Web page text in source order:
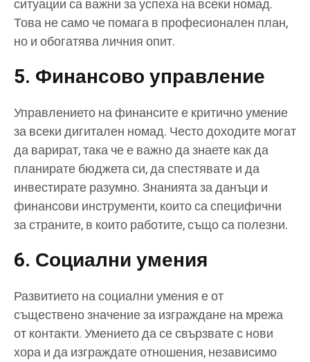
ситуации са важни за успеха на всеки номад.
Това не само че помага в професионален план,
но и обогатява личния опит.
5. Финансово управление
Управлението на финансите е критично умение
за всеки дигитален номад. Често доходите могат
да варират, така че е важно да знаете как да
планирате бюджета си, да спестявате и да
инвестирате разумно. Знанията за данъци и
финансови инструменти, които са специфични
за страните, в които работите, също са полезни.
6. Социални умения
Развитието на социални умения е от
съществено значение за изграждане на мрежа
от контакти. Умението да се свързвате с нови
хора и да изграждате отношения, независимо